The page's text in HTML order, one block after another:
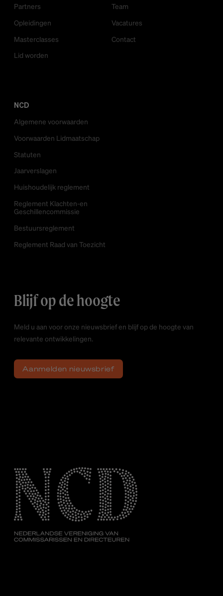
Partners
Opleidingen
Masterclasses
Lid worden
Team
Vacatures
Contact
NCD
Algemene voorwaarden
Voorwaarden Lidmaatschap
Statuten
Jaarverslagen
Huishoudelijk reglement
Reglement Klachten-en
Geschillencommissie
Bestuursreglement
Reglement Raad van Toezicht
Blijf op de hoogte
Meld u aan voor onze nieuwsbrief en blijf op de hoogte van
relevante ontwikkelingen.
Aanmelden nieuwsbrief